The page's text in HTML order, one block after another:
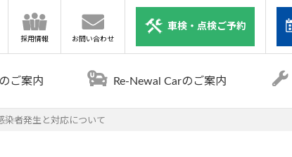
採用情報 お問い合わせ
車検・点検ご予約
ご案内 Re-Newal Carのご案内
染者発生と対応について